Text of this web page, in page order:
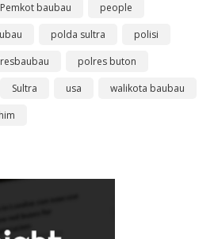
Pemkot baubau
people
polda sultra
polisi
polres buton
Sultra usa
walikota baubau